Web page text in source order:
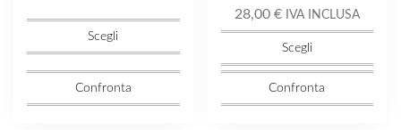
Scegli
Confronta
28,00 € IVA INCLUSA
Scegli
Confronta